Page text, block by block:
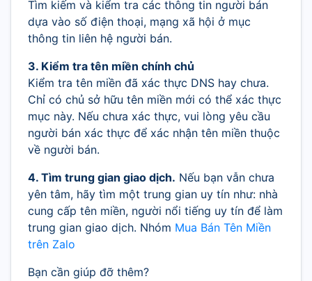
Tìm kiếm và kiểm tra các thông tin người bán
dựa vào số điện thoại, mạng xã hội ở mục
thông tin liên hệ người bán.
3. Kiểm tra tên miền chính chủ
Kiểm tra tên miền đã xác thực DNS hay chưa.
Chỉ có chủ sở hữu tên miền mới có thể xác thực
mục này. Nếu chưa xác thực, vui lòng yêu cầu
người bán xác thực để xác nhận tên miền thuộc
về người bán.
4. Tìm trung gian giao dịch. Nếu bạn vẫn chưa
yên tâm, hãy tìm một trung gian uy tín như: nhà
cung cấp tên miền, người nổi tiếng uy tín để làm
trung gian giao dịch. Nhóm Mua Bán Tên Miền
trên Zalo
Bạn cần giúp đỡ thêm?